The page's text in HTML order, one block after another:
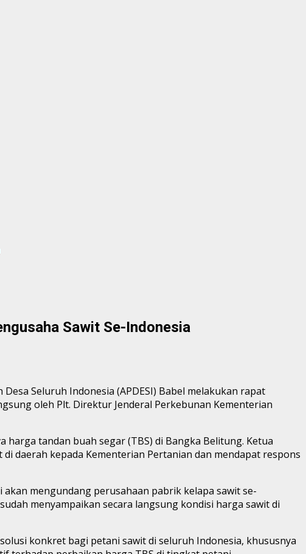
Sawit Se-Indonesia
Seluruh Indonesia (APDESI) Babel melakukan rapat
oleh Plt. Direktur Jenderal Perkebunan Kementerian
tandan buah segar (TBS) di Bangka Belitung. Ketua
daerah kepada Kementerian Pertanian dan mendapat respons
mengundang perusahaan pabrik kelapa sawit se-
menyampaikan secara langsung kondisi harga sawit di
konkret bagi petani sawit di seluruh Indonesia, khususnya